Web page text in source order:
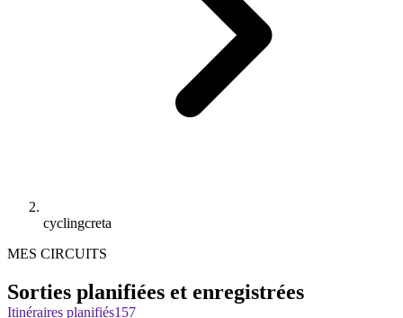
cyclingcreta
MES CIRCUITS
Sorties planifiées et enregistrées
Itinéraires planifiés157